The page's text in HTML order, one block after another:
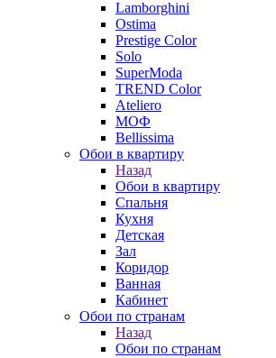
Lamborghini
Ostima
Prestige Color
Solo
SuperModa
TREND Color
Ateliero
МОФ
Bellissima
Обои в квартиру
Назад
Обои в квартиру
Спальня
Кухня
Детская
Зал
Коридор
Ванная
Кабинет
Обои по странам
Назад
Обои по странам